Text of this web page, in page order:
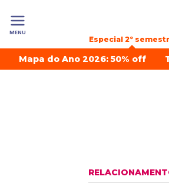
MENU
Especial 2º
Mapa do Ano 2026: 50% off